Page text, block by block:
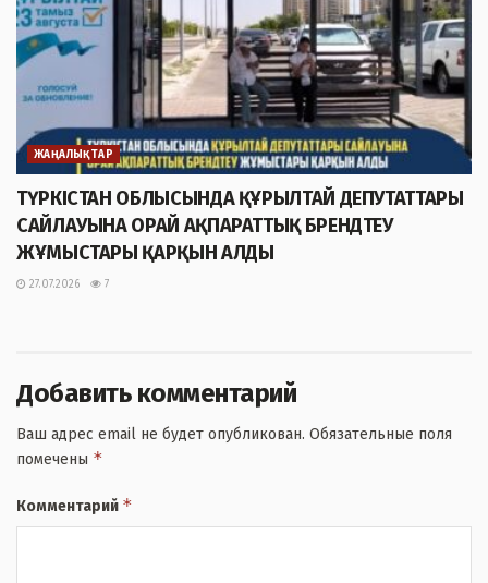
ЖАҢАЛЫҚТАР
ТҮРКІСТАН ОБЛЫСЫНДА ҚҰРЫЛТАЙ ДЕПУТАТТАРЫ
САЙЛАУЫНА ОРАЙ АҚПАРАТТЫҚ БРЕНДТЕУ
ЖҰМЫСТАРЫ ҚАРҚЫН АЛДЫ
27.07.2026 7
Добавить комментарий
Ваш адрес email не будет опубликован. Обязательные поля
помечены *
Комментарий *